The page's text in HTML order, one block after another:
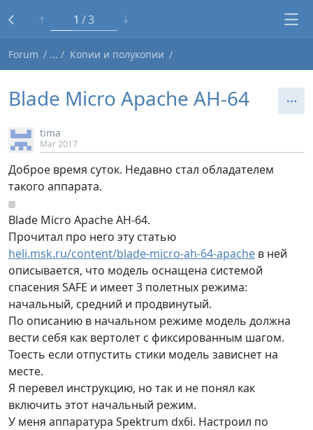
1 3
Forum Копии и полукопии
Blade Micro Apache AH-64
tima
Mar 2017
Доброе время суток. Недавно стал обладателем
такого аппарата.
Blade Micro Apache AH-64.
Прочитал про него эту статью
heli.msk.ru/content/blade-micro-ah-64-apache в ней
описывается, что модель оснащена системой
спасения SAFE и имеет 3 полетных режима:
начальный, средний и продвинутый.
По описанию в начальном режиме модель должна
вести себя как вертолет с фиксированным шагом.
Тоесть если отпустить стики модель зависнет на
месте.
Я перевел инструкцию, но так и не понял как
включить этот начальный режим.
У меня аппаратура Spektrum dx6i. Настроил по